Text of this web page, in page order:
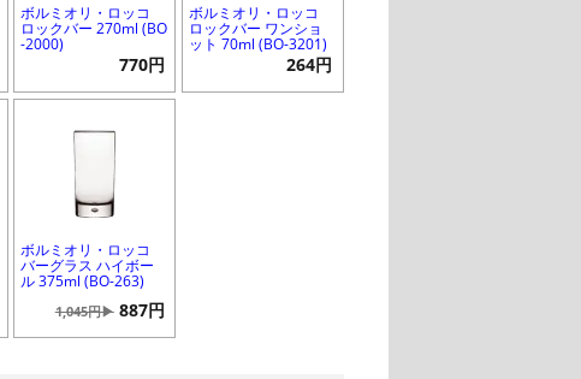
ボルミオリ・ロッコ
ロックバー 270ml (BO
-2000)
770円
ボルミオリ・ロッコ
ロックバー ワンショ
ット 70ml (BO-3201)
264円
ボルミオリ・ロッコ
バーグラス ハイボー
ル 375ml (BO-263)
1,045円▶ 887円